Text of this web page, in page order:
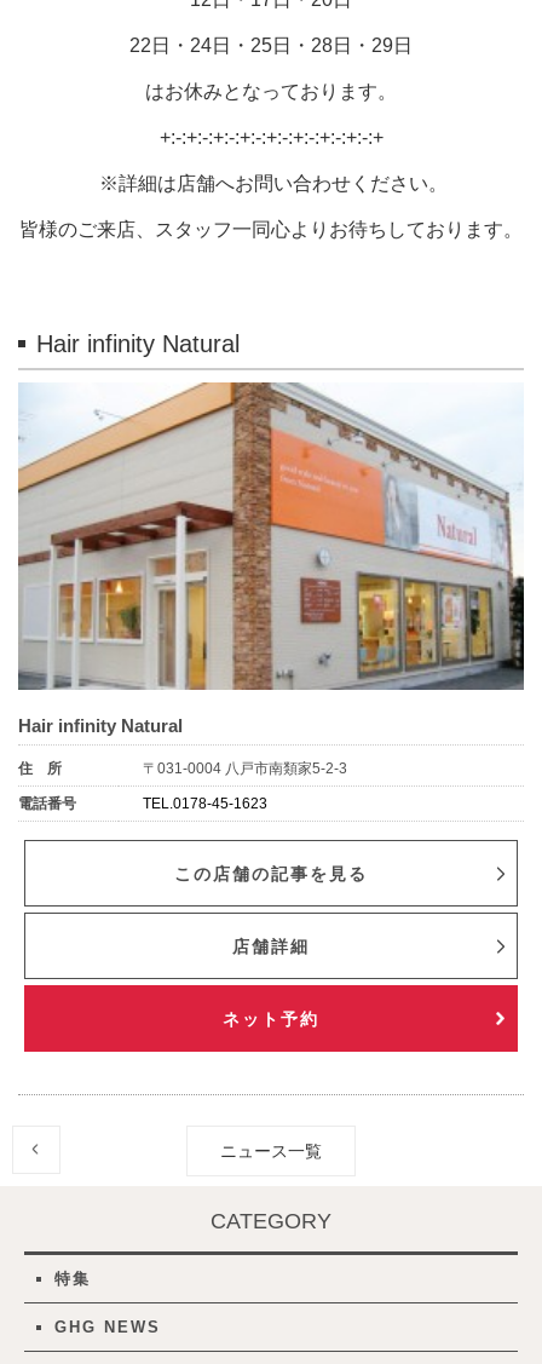
22日・24日・25日・28日・29日
はお休みとなっております。
+:-:+:-:+:-:+:-:+:-:+:-:+:-:+:-:+
※詳細は店舗へお問い合わせください。
皆様のご来店、スタッフ一同心よりお待ちしております。
Hair infinity Natural
Hair infinity Natural
住 所 〒031-0004 八戸市南類家5-2-3
電話番号 TEL.0178-45-1623
この店舗の記事を見る
店舗詳細
ネット予約
ニュース一覧
CATEGORY
特集
GHG NEWS